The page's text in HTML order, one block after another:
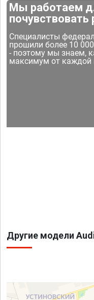
Мы работаем
почувствовать
Специалисты
прошили более 10
- поэтому мы знаем,
максимум от
Другие модели